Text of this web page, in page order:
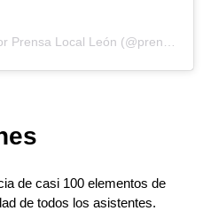
Una publicación compartida por Prensa Local León (@prensa.local_leon)
de casi 100 elementos de
de todos los asistentes.